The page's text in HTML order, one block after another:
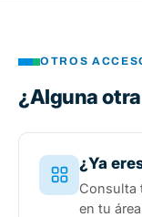
OTROS
¿Alguna
¿Ya
Consulta
en tu